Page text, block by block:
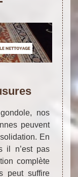
nos
peuvent
En
il n’est pas
complète
peut suffire